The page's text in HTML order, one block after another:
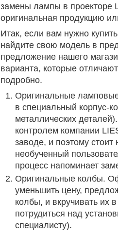
замены лампы в проекторе
оригинальная продукцию
Итак, если вам нужно
найдите свою модель в
предложение нашего
варианта, которые
подробно.
Оригинальные
в специальный корпус-
металлических
контролем компании
заводе, и поэтому
необученный
процесс напоминает
Оригинальные колбы.
уменьшить цену,
колбы, и вкручивать их
потрудиться над
специалисту).